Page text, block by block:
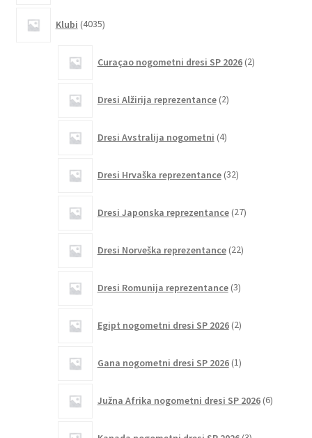
Klubi 4035izdelkov
Curaçao nogometni dresi SP 2026 2izdelka
Dresi Alžirija reprezentance 2izdelka
Dresi Avstralija nogometni 4izdelki
Dresi Hrvaška reprezentance 32izdelkov
Dresi Japonska reprezentance 27izdelkov
Dresi Norveška reprezentance 22izdelkov
Dresi Romunija reprezentance 3izdelki
Egipt nogometni dresi SP 2026 2izdelka
Gana nogometni dresi SP 2026 1izdelek
Južna Afrika nogometni dresi SP 2026 6izdelkov